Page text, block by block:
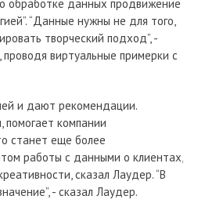
обработке данных продвижение
“Данные нужны не для того,
творческий подход”, -
виртуальные примерки с
и дают рекомендации.
компании
станет еще более
работы с данными о клиентах,
сказал Лаудер. “В
- сказал Лаудер.